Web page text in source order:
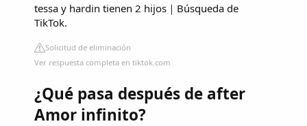
tessa y hardin tienen 2 hijos｜Búsqueda de
TikTok.
Solicitud de eliminación
Ver respuesta completa en tiktok.com
¿Qué pasa después de after
Amor infinito?